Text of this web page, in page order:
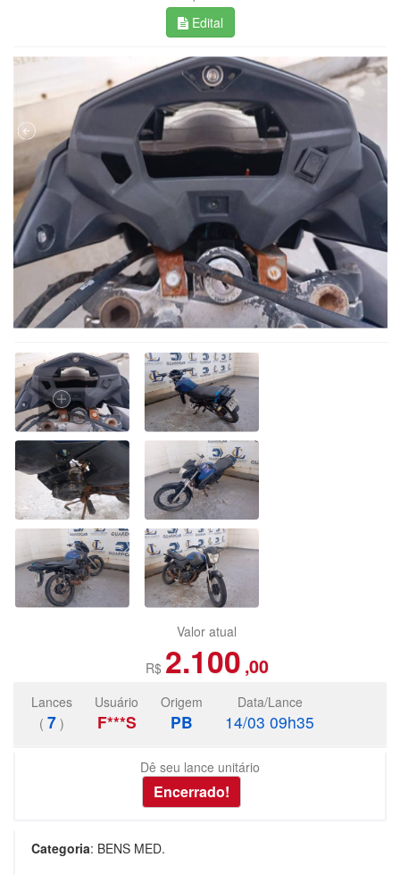
Edital
Valor atual
R$ 2.100 ,00
Lances
( 7 )
Usuário
F***S
Origem
PB
Data/Lance
14/03 09h35
Dê seu lance unitário
Categoria: BENS MED.